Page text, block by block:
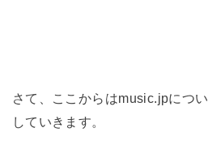
さて、ここからはmusic.jpにつ
していきます。